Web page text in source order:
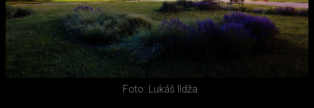
Foto: Lukáš Ildža